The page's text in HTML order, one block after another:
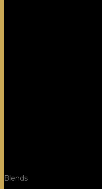
Blends